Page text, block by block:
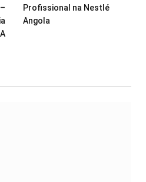
Profissional na Nestlé
Angola